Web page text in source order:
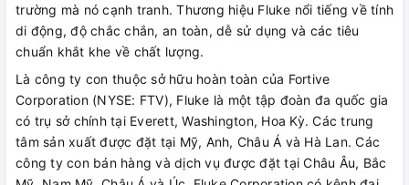
trường mà nó cạnh tranh. Thương hiệu Fluke nổi tiếng về tính
di động, độ chắc chắn, an toàn, dễ sử dụng và các tiêu
chuẩn khắt khe về chất lượng.
Là công ty con thuộc sở hữu hoàn toàn của Fortive
Corporation (NYSE: FTV), Fluke là một tập đoàn đa quốc gia
có trụ sở chính tại Everett, Washington, Hoa Kỳ. Các trung
tâm sản xuất được đặt tại Mỹ, Anh, Châu Á và Hà Lan. Các
công ty con bán hàng và dịch vụ được đặt tại Châu Âu, Bắc